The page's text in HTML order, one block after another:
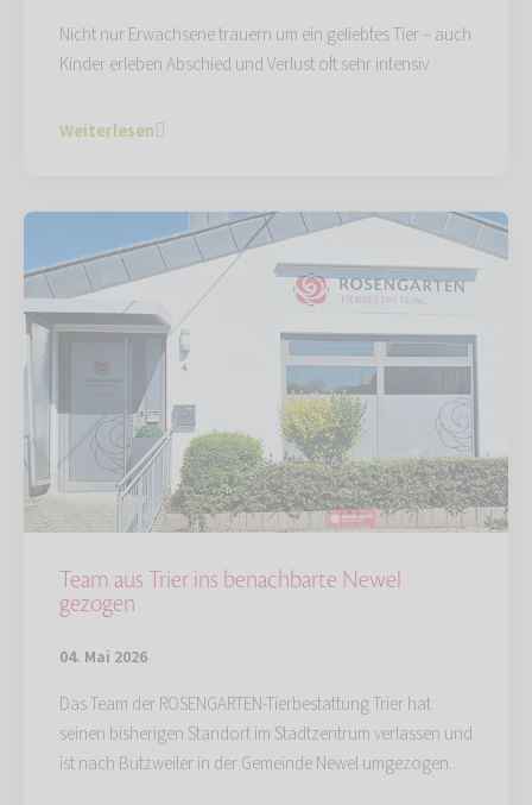
Nicht nur Erwachsene trauern um ein geliebtes Tier – auch
Kinder erleben Abschied und Verlust oft sehr intensiv.
Weiterlesen
Team aus Trier ins benachbarte Newel
gezogen
04. Mai 2026
Das Team der ROSENGARTEN-Tierbestattung Trier hat
seinen bisherigen Standort im Stadtzentrum verlassen und
ist nach Butzweiler in der Gemeinde Newel umgezogen.